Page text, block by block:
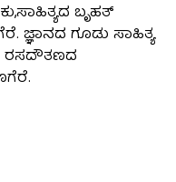
ಬೃಹತ್
ಜ್ಞಾನದ ಗೂಡು ಸಾಹಿತ್ಯ
ರಸದೌತಣದ